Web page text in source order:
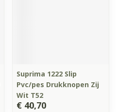
Suprima 1222 Slip
Pvc/pes Drukknopen Zij
Wit T52
€ 40,70